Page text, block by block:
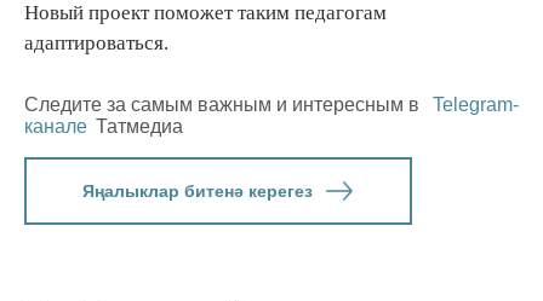
Новый проект поможет таким педагогам
адаптироваться.
Следите за самым важным и интересным в
Telegram-
канале Татмедиа
Яңалыклар битенә керегез